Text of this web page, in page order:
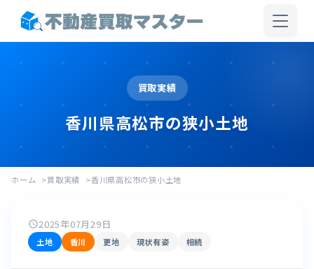
買取実績
香川県高松市の狭小土地
ホーム 買取実績 香川県高松市の狭小土地
schedule2025年07月29日
土地 香川 更地 現状有姿 相続